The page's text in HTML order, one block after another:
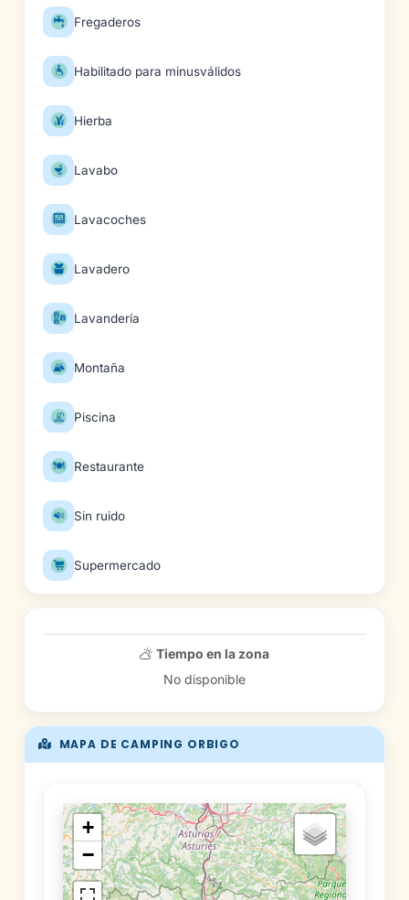
Fregaderos
Habilitado para minusválidos
Hierba
Lavabo
Lavacoches
Lavadero
Lavandería
Montaña
Piscina
Restaurante
Sin ruido
Supermercado
MAPA DE CAMPING ORBIGO
+
−
Tiempo en la zona
No disponible